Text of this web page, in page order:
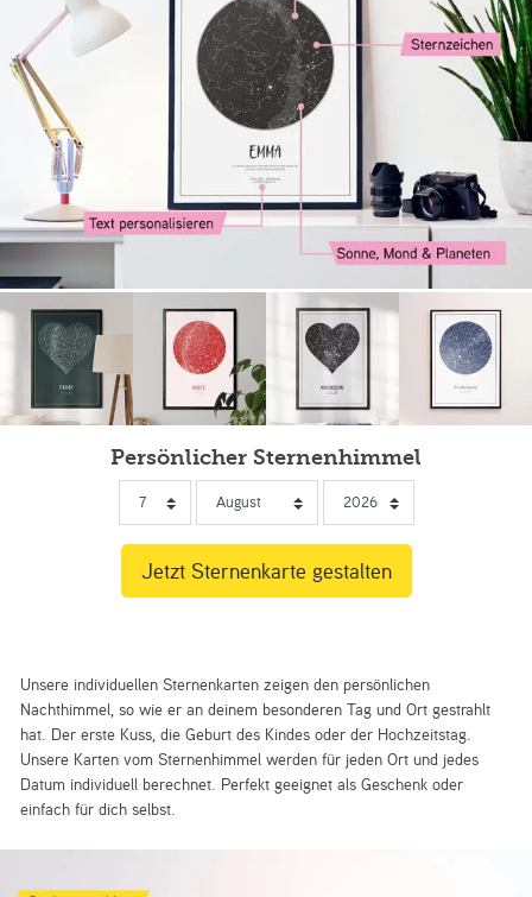
Persönlicher Sternenhimmel
Unsere individuellen Sternenkarten zeigen den persönlichen
Nachthimmel, so wie er an deinem besonderen Tag und Ort gestrahlt
hat. Der erste Kuss, die Geburt des Kindes oder der Hochzeitstag.
Unsere Karten vom Sternenhimmel werden für jeden Ort und jedes
Datum individuell berechnet. Perfekt geeignet als Geschenk oder
einfach für dich selbst.